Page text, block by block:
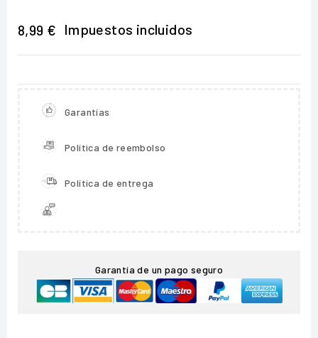
8,99 € Impuestos incluidos
Garantías
Política de reembolso
Política de entrega
Garantía de un pago seguro